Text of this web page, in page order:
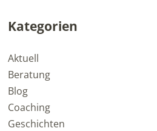
Kategorien
Aktuell
Beratung
Blog
Coaching
Geschichten